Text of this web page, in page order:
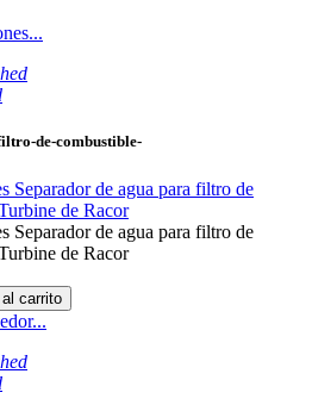
de-combustible-
Separador de agua para filtro de
de Racor
Separador de agua para filtro de
de Racor
carrito